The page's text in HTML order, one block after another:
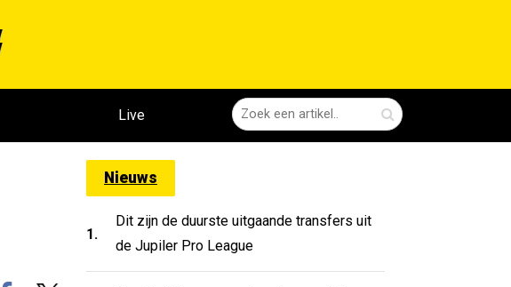
Live
Nieuws
1.
Dit zijn de duurste uitgaande transfers uit
de Jupiler Pro League